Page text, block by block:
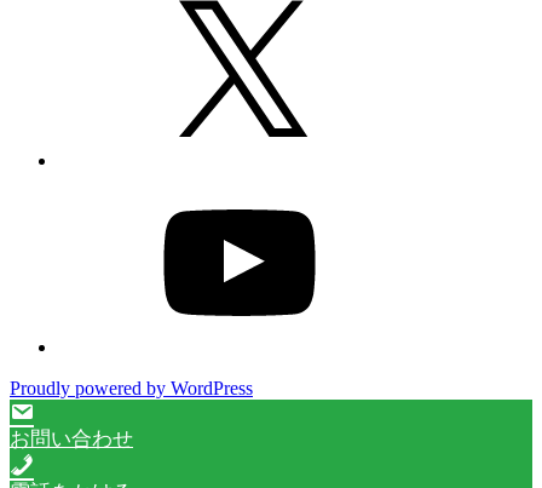
Proudly powered by WordPress
お問い合わせ